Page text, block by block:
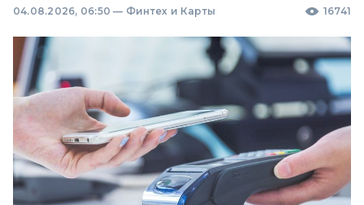
04.08.2026, 06:50 — Финтех и Карты 16741